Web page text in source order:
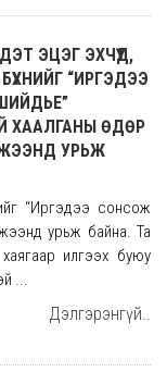
ЭЦЭГ ЭХЧҮҮД,
“ИРГЭДЭЭ
ХААЛГАНЫ ӨДӨР
УРЬЖ
“Иргэдээ сонсож
урьж байна. Та
илгээх буюу
...
Дэлгэрэнгүй..